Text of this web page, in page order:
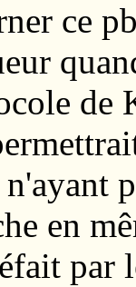
ce
de
en
par